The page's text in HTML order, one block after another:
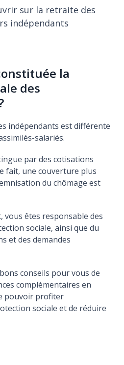
sur la retraite des
indépendants
la
des
indépendants est différente
salariés.
par des cotisations
fait, une couverture plus
du chômage est
vous êtes responsable des
sociale, ainsi que du
et des demandes
conseils pour vous de
complémentaires en
pouvoir profiter
sociale et de réduire